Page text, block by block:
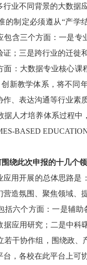
行业不同背景的大数据
制定必须遵从“产学结
包含三个方面：一是
证；三是跨行业的迁徙
大数据专业核心课
新教学体系，将不同
作、表达沟通等行业素
才培养体系过程中
BASED
绕此次申报的十几个
开展的总体思路是
营造氛围、聚焦领域、
个方面：一是辅助
据应用研究；二是中科
若干协作组，围绕政
台，各校在此平台上可